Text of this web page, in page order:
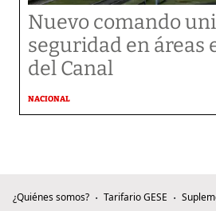
Nuevo comando
seguridad en áreas
del Canal
NACIONAL
¿Quiénes somos? Tarifario GESE